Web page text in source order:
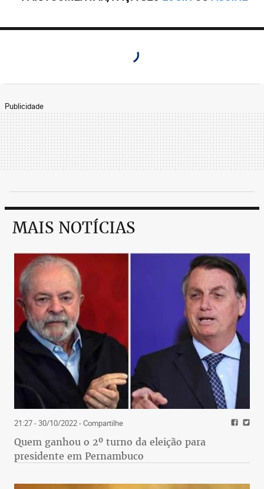
Publicidade
MAIS NOTÍCIAS
21:27 - 30/10/2022- Compartilhe
Quem ganhou o 2º turno da eleição para
presidente em Pernambuco